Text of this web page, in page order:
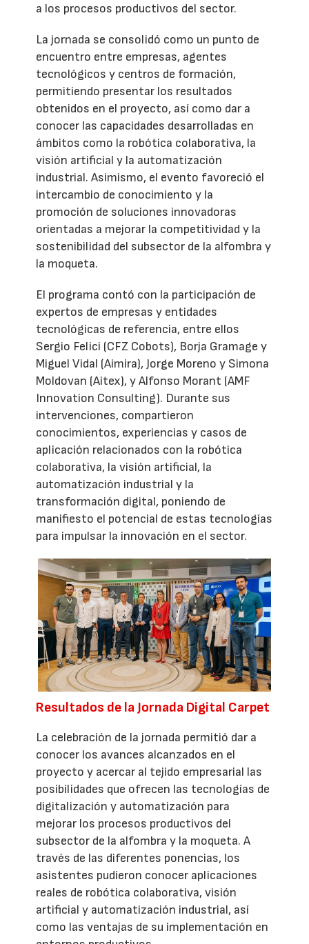
a los procesos productivos del sector.
La jornada se consolidó como un punto de
encuentro entre empresas, agentes
tecnológicos y centros de formación,
permitiendo presentar los resultados
obtenidos en el proyecto, así como dar a
conocer las capacidades desarrolladas en
ámbitos como la robótica colaborativa, la
visión artificial y la automatización
industrial. Asimismo, el evento favoreció el
intercambio de conocimiento y la
promoción de soluciones innovadoras
orientadas a mejorar la competitividad y la
sostenibilidad del subsector de la alfombra y
la moqueta.
El programa contó con la participación de
expertos de empresas y entidades
tecnológicas de referencia, entre ellos
Sergio Felici (CFZ Cobots), Borja Gramage y
Miguel Vidal (Aimira), Jorge Moreno y Simona
Moldovan (Aitex), y Alfonso Morant (AMF
Innovation Consulting). Durante sus
intervenciones, compartieron
conocimientos, experiencias y casos de
aplicación relacionados con la robótica
colaborativa, la visión artificial, la
automatización industrial y la
transformación digital, poniendo de
manifiesto el potencial de estas tecnologías
para impulsar la innovación en el sector.
Resultados de la Jornada Digital Carpet
La celebración de la jornada permitió dar a
conocer los avances alcanzados en el
proyecto y acercar al tejido empresarial las
posibilidades que ofrecen las tecnologías de
digitalización y automatización para
mejorar los procesos productivos del
subsector de la alfombra y la moqueta. A
través de las diferentes ponencias, los
asistentes pudieron conocer aplicaciones
reales de robótica colaborativa, visión
artificial y automatización industrial, así
como las ventajas de su implementación en